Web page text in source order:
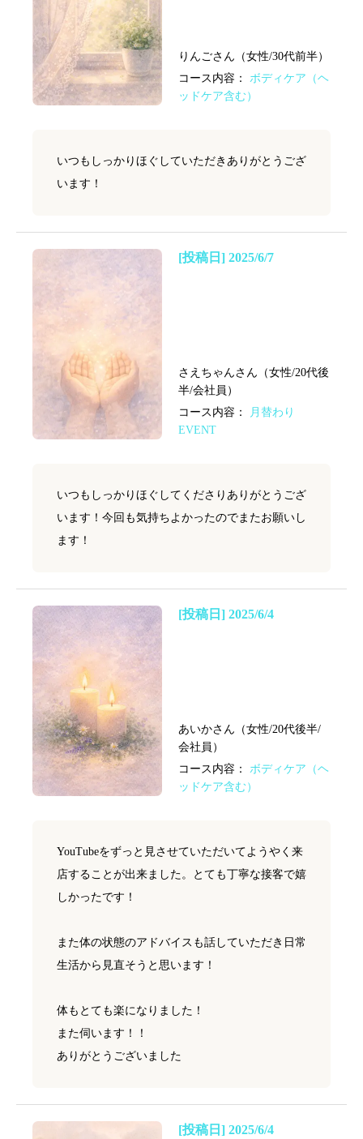
りんごさん（女性/30代前半）
コース内容： ボディケア（ヘ
ッドケア含む）
いつもしっかりほぐしていただきありがとうござ
います！
[投稿日] 2025/6/7
さえちゃんさん（女性/20代後
半/会社員）
コース内容：
月替わり
EVENT
いつもしっかりほぐしてくださりありがとうござ
います！今回も気持ちよかったのでまたお願いし
ます！
[投稿日] 2025/6/4
あいかさん（女性/20代後半/
会社員）
コース内容： ボディケア（ヘ
ッドケア含む）
YouTubeをずっと見させていただいてようやく来
店することが出来ました。とても丁寧な接客で嬉
しかったです！
また体の状態のアドバイスも話していただき日常
生活から見直そうと思います！
体もとても楽になりました！
また伺います！！
ありがとうございました
[投稿日] 2025/6/4